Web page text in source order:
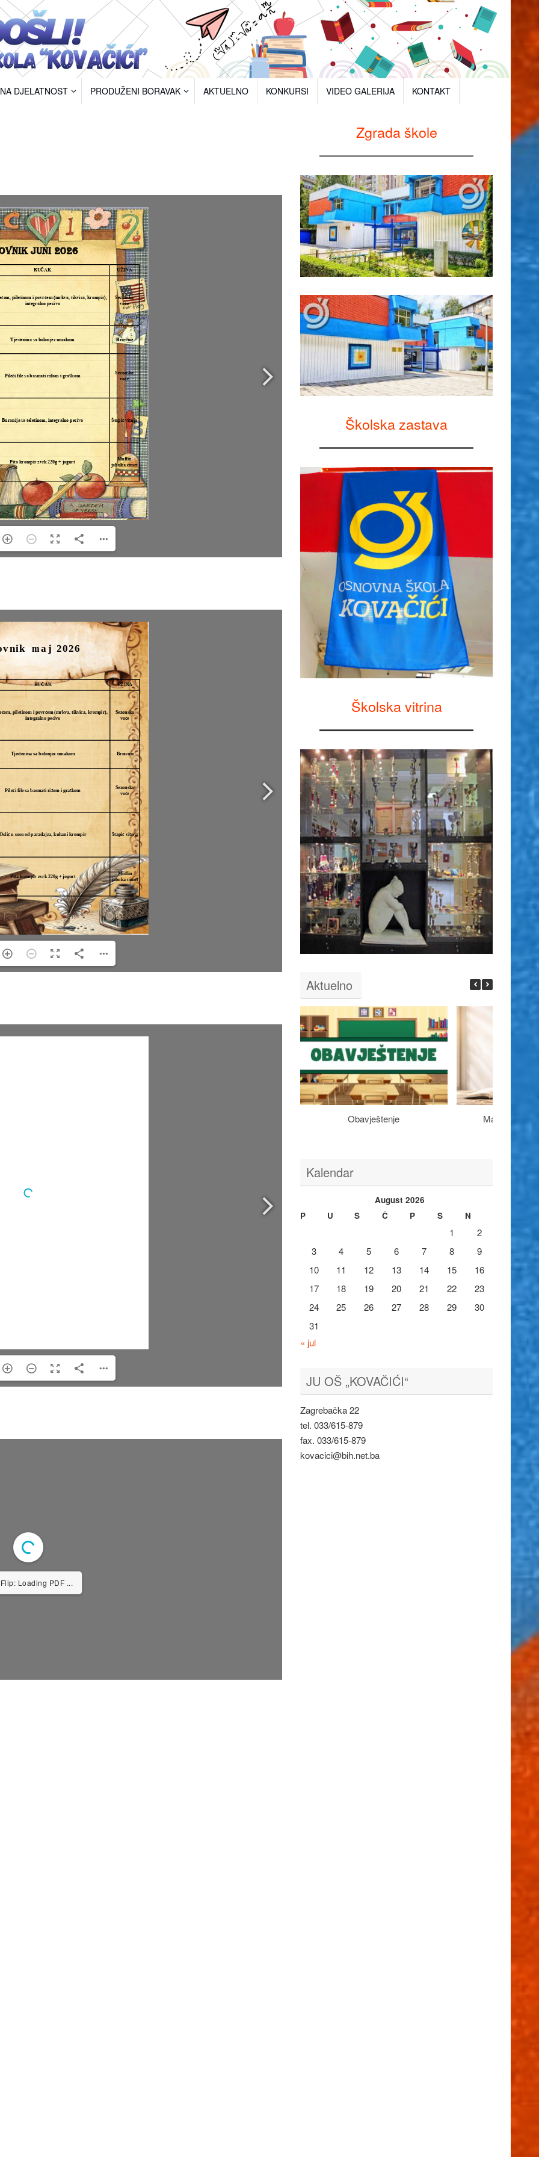
DJELATNOST PRODUŽENI BORAVAK AKTUELNO KONKURSI VIDEO GALERIJA KONTAKT
Zgrada škole
Školska zastava
Školska vitrina
Aktuelno
Obavještenje Maturantima
Kalendar
August 2026
P
U S Č P S N
1
2
3
4 5 6 7 8
9
10
11 12 13 14 15
16
17
18 19 20 21 22
23
24
25 26 27 28 29
30
31
« jul
JU OŠ „KOVAČIĆI“
Zagrebačka 22
tel. 033/615-879
fax. 033/615-879
kovacici@bih.net.ba